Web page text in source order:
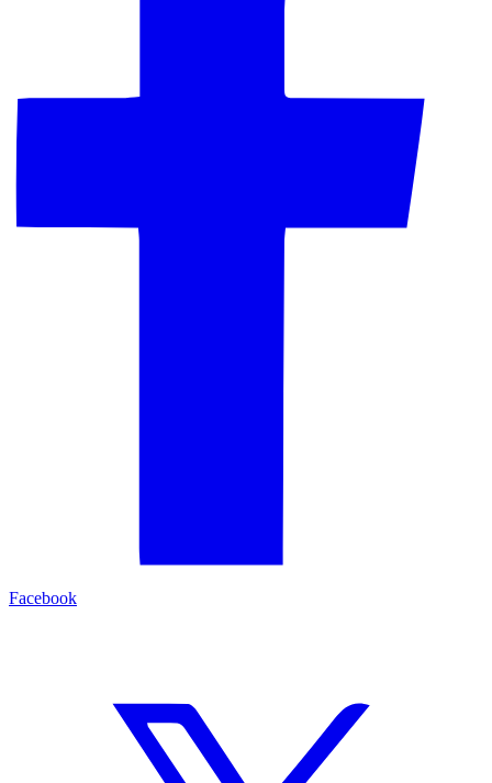
Facebook